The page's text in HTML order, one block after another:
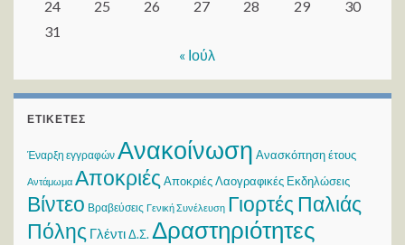
24
25 26 27 28 29
30
31
« Ιούλ
ΕΤΙΚΈΤΕΣ
Έναρξη εγγραφών Ανακοίνωση Ανασκόπηση έτους
Αντάμωμα Αποκριές Αποκριές Λαογραφικές Εκδηλώσεις
Βίντεο Βραβεύσεις Γενική Συνέλευση Γιορτές Παλιάς
Πόλης ΓλέντιΔ.Σ. Δραστηριότητες